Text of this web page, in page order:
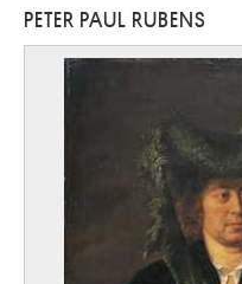
PETER PAUL RUBENS